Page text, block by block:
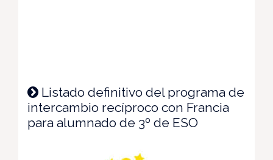
Listado definitivo del programa de
intercambio recíproco con Francia
para alumnado de 3º de ESO